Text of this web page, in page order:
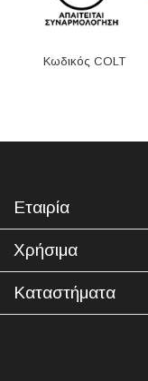
Κωδικός COLT
Εταιρία
Χρήσιμα
Καταστήματα